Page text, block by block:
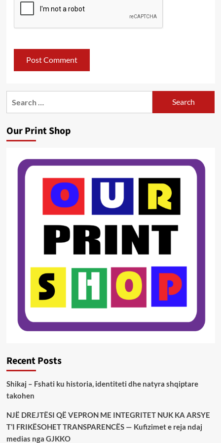
Our Print Shop
Recent Posts
Shikaj – Fshati ku historia, identiteti dhe natyra shqiptare
takohen
NJË DREJTËSI QË VEPRON ME INTEGRITET NUK KA ARSYE
T’I FRIKËSOHET TRANSPARENCËS — Kufizimet e reja ndaj
medias nga GJKKO